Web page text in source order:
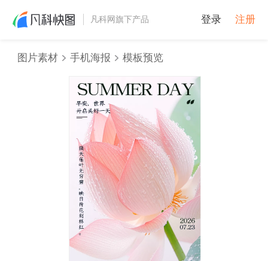
凡科网旗下产品 登录 注册
图片素材 手机海报 模板预览